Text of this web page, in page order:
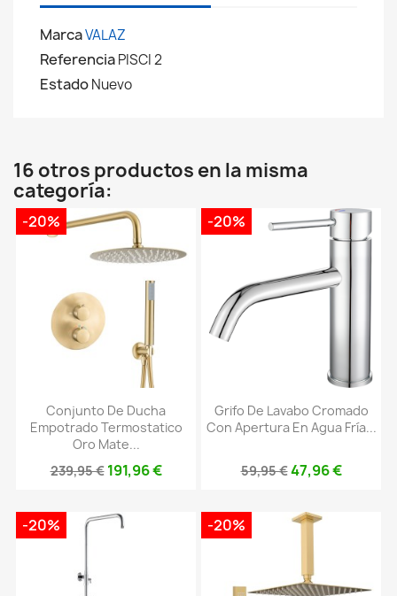
MarcaVALAZ
ReferenciaPISCI 2
EstadoNuevo
16 otros productos en la misma
categoría:
Conjunto De Ducha
Empotrado Termostatico
Oro Mate...
239,95 € 191,96 €
-20%
Grifo De Lavabo Cromado
Con Apertura En Agua Fría...
59,95 €47,96 €
-20%
-20% -20%